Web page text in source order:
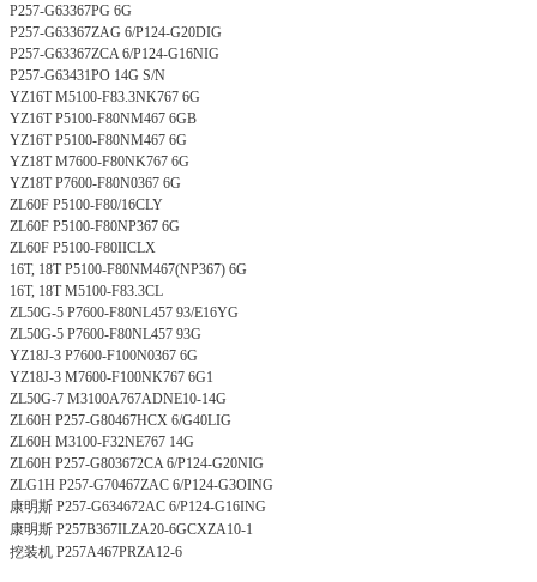
P257-G63367PG 6G
P257-G63367ZAG 6/P124-G20DIG
P257-G63367ZCA 6/P124-G16NIG
P257-G63431PO 14G S/N
YZ16T M5100-F83.3NK767 6G
YZ16T P5100-F80NM467 6GB
YZ16T P5100-F80NM467 6G
YZ18T M7600-F80NK767 6G
YZ18T P7600-F80N0367 6G
ZL60F P5100-F80/16CLY
ZL60F P5100-F80NP367 6G
ZL60F P5100-F80IICLX
16T, 18T P5100-F80NM467(NP367) 6G
16T, 18T M5100-F83.3CL
ZL50G-5 P7600-F80NL457 93/E16YG
ZL50G-5 P7600-F80NL457 93G
YZ18J-3 P7600-F100N0367 6G
YZ18J-3 M7600-F100NK767 6G1
ZL50G-7 M3100A767ADNE10-14G
ZL60H P257-G80467HCX 6/G40LIG
ZL60H M3100-F32NE767 14G
ZL60H P257-G803672CA 6/P124-G20NIG
ZLG1H P257-G70467ZAC 6/P124-G3OING
康明斯 P257-G634672AC 6/P124-G16ING
康明斯 P257B367ILZA20-6GCXZA10-1
挖装机 P257A467PRZA12-6